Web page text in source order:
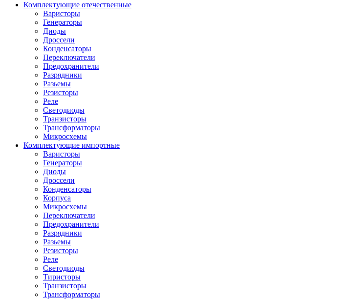
Комплектующие отечественные
Варисторы
Генераторы
Диоды
Дроссели
Конденсаторы
Переключатели
Предохранители
Разрядники
Разьемы
Резисторы
Реле
Светодиоды
Транзисторы
Трансформаторы
Микросхемы
Комплектующие импортные
Варисторы
Генераторы
Диоды
Дроссели
Конденсаторы
Корпуса
Микросхемы
Переключатели
Предохранители
Разрядники
Разьемы
Резисторы
Реле
Светодиоды
Тиристоры
Транзисторы
Трансформаторы